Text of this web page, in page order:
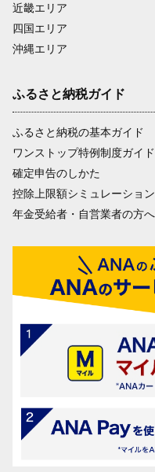
近畿エリア
四国エリア
沖縄エリア
ふるさと納税ガイド
ふるさと納税の基本ガイド
ワンストップ特例制度ガイド
確定申告のしかた
控除上限額シミュレーション
年金受給者・自営業者の方へ